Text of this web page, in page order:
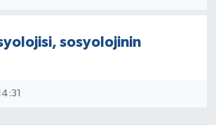
sosyolojinin